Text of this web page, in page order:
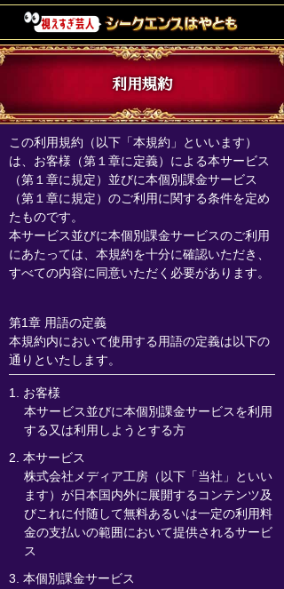
利用規約
この利用規約（以下「本規約」といいます）
は、お客様（第１章に定義）による本サービス
（第１章に規定）並びに本個別課金サービス
（第１章に規定）のご利用に関する条件を定め
たものです。
本サービス並びに本個別課金サービスのご利用
にあたっては、本規約を十分に確認いただき、
すべての内容に同意いただく必要があります。
第1章 用語の定義
本規約内において使用する用語の定義は以下の
通りといたします。
1. お客様
本サービス並びに本個別課金サービスを利用
する又は利用しようとする方
2. 本サービス
株式会社メディア工房（以下「当社」といい
ます）が日本国内外に展開するコンテンツ及
びこれに付随して無料あるいは一定の利用料
金の支払いの範囲において提供されるサービ
ス
3. 本個別課金サービス